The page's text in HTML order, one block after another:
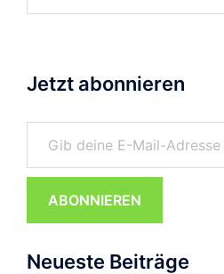
Jetzt abonnieren
Gib deine E-Mail-Adresse ein ...
ABONNIEREN
Neueste Beiträge